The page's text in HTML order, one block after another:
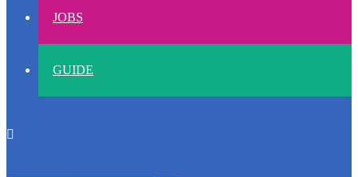
JOBS
GUIDE